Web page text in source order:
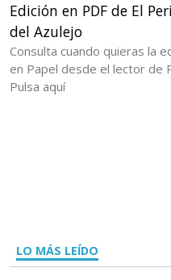
Edición en PDF de El
del Azulejo
Consulta cuando quieras la
en Papel desde el lector de
Pulsa aquí
LO MÁS LEÍDO